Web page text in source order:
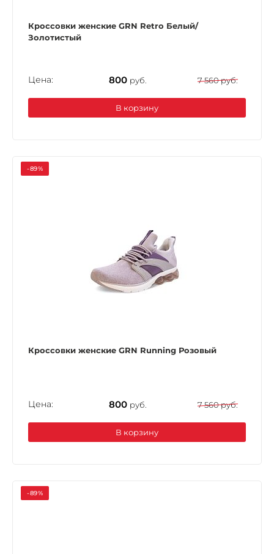
Кроссовки женские GRN Retro Белый/
Золотистый
Цена: 800 руб. 7 560 руб.
В корзину
-89%
Кроссовки женские GRN Running Розовый
Цена: 800 руб. 7 560 руб.
В корзину
-89%